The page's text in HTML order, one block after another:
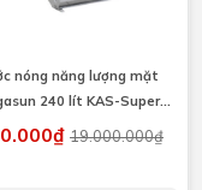
nóng năng lượng mặt
240 lít KAS-Super
19.000.000₫